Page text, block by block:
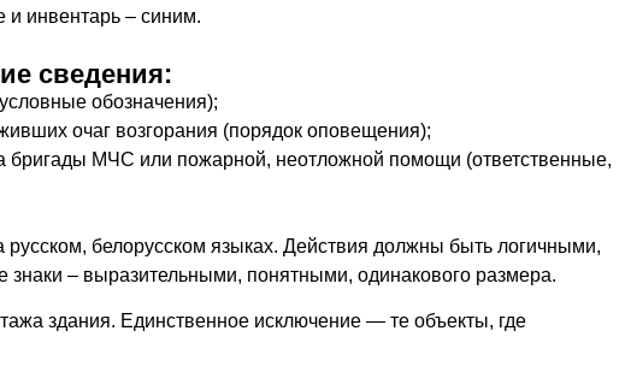
и инвентарь ‒ синим.
сведения:
обозначения);
очаг возгорания (порядок оповещения);
бригады МЧС или пожарной, неотложной помощи (ответственные,
белорусском языках. Действия должны быть логичными,
‒ выразительными, понятными, одинакового размера.
здания. Единственное исключение — те объекты, где